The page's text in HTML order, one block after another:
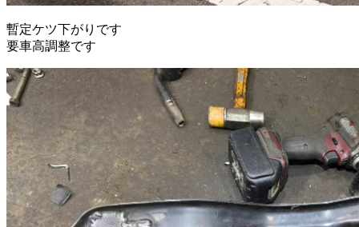
暫定ケツ下がりです
要車高調整です